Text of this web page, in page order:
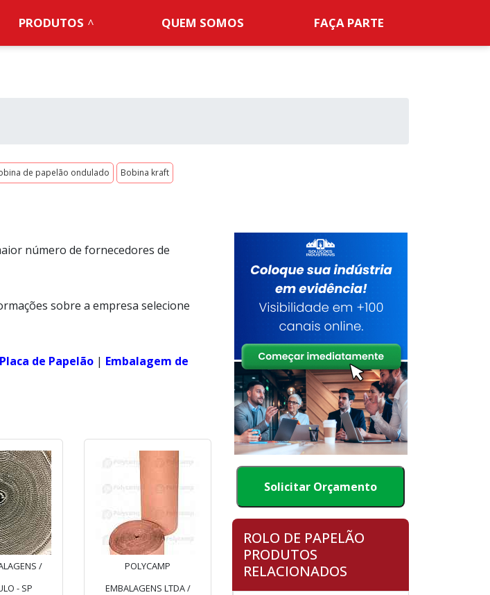
PRODUTOS QUEM SOMOS FAÇA PARTE
de papelão ondulado Bobina kraft
número de fornecedores de
sobre a empresa selecione
Placa de Papelão | Embalagem de
/
- SP
POLYCAMP
EMBALAGENS LTDA /
Solicitar Orçamento
ROLO DE PAPELÃO
PRODUTOS
RELACIONADOS